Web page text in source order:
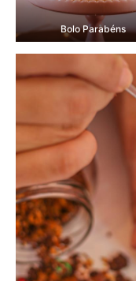
Bolo Parabéns